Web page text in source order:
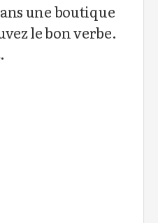
dans une boutique
le bon verbe.